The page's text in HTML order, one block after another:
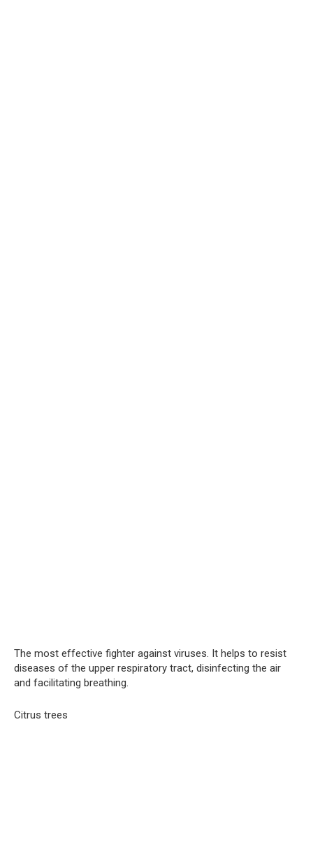
The most effective fighter against viruses. It helps to resist
diseases of the upper respiratory tract, disinfecting the air
and facilitating breathing.
Citrus trees